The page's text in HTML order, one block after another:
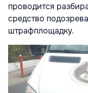
проводится
средство
штрафплощадку.